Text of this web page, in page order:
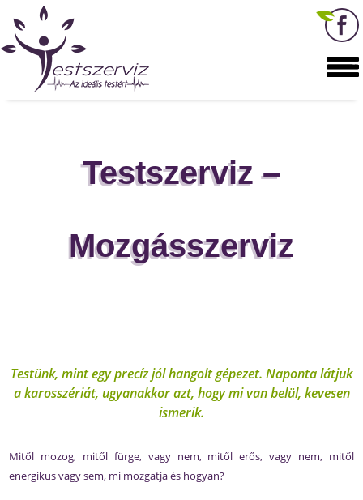
Testszerviz –
Mozgásszerviz
Testünk, mint egy precíz jól hangolt gépezet. Naponta látjuk
a karosszériát, ugyanakkor azt, hogy mi van belül, kevesen
ismerik.
Mitől mozog, mitől fürge, vagy nem, mitől erős, vagy nem, mitől
energikus vagy sem, mi mozgatja és hogyan?